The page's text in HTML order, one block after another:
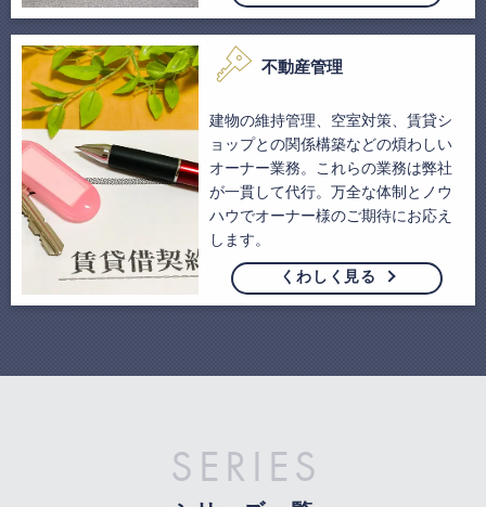
不動産管理
建物の維持管理、空室対策、賃貸シ
ョップとの関係構築などの煩わしい
オーナー業務。これらの業務は弊社
が一貫して代行。万全な体制とノウ
ハウでオーナー様のご期待にお応え
します。
くわしく見る
SERIES